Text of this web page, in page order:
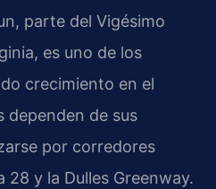
parte del Vigésimo
es uno de los
crecimiento en el
dependen de sus
por corredores
28 y la Dulles Greenway.